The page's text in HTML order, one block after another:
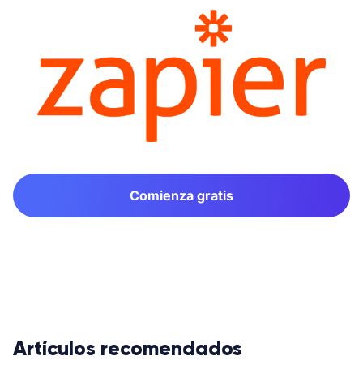
Comienza gratis
Artículos recomendados